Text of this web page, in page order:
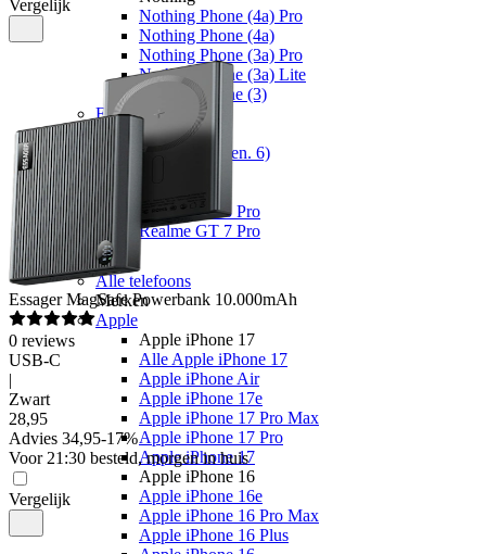
Nothing Phone (4a) Pro
Nothing Phone (4a)
Nothing Phone (3a) Pro
Nothing Phone (3a) Lite
Nothing Phone (3)
Fairphone
Fairphone
Fairphone (Gen. 6)
Realme
Realme GT 8 Pro
Realme GT 7 Pro
Telefoons
Alle telefoons
Merken
Apple
Apple iPhone 17
Alle Apple iPhone 17
Apple iPhone Air
Apple iPhone 17e
Apple iPhone 17 Pro Max
Apple iPhone 17 Pro
Apple iPhone 17
Apple iPhone 16
Apple iPhone 16e
Apple iPhone 16 Pro Max
Apple iPhone 16 Plus
Vergelijk
Essager MagSafe Powerbank 10.000mAh
0 reviews
USB-C
|
Zwart
28,95
Advies 34,95-17%
Voor 21:30 besteld, morgen in huis
Vergelijk